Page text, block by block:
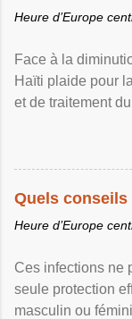
Heure d’Europe
Face à la
Haïti plaide pour
et de traitement
Quels
Heure d’Europe
Ces infections ne
seule protection
masculin ou